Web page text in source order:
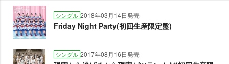
シングル 2018年03月14日発売
Friday Night Party(初回生産限定盤)
シングル 2017年08月16日発売